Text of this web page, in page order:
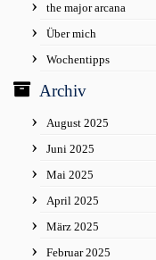
the major arcana
Über mich
Wochentipps
Archiv
August 2025
Juni 2025
Mai 2025
April 2025
März 2025
Februar 2025